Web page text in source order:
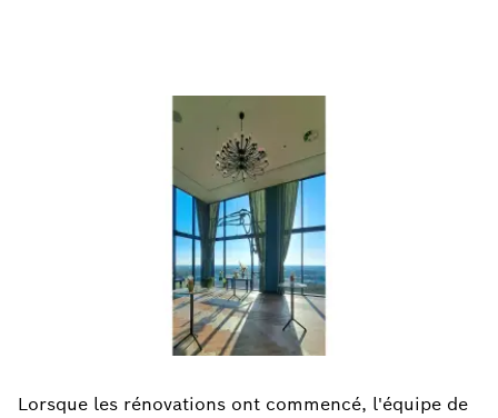
Lorsque les rénovations ont commencé, l'équipe de